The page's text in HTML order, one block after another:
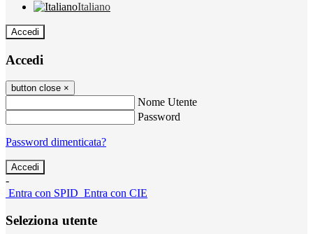
Italiano
Accedi
Accedi
button close ×
Nome Utente
Password
Password dimenticata?
-
Entra con SPID Entra con CIE
Seleziona utente